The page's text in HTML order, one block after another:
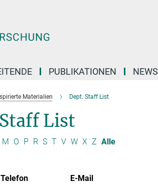
PUBLIKATIONEN NEWS
Materialien Dept. Staff List
List
M O P R S T V W X Z Alle
Telefon E-Mail